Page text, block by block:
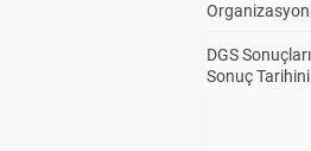
DGS
Sonuç